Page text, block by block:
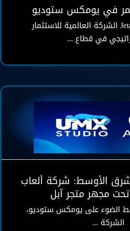
أعلنت شركة Jetapult الشركة العالمية للاستثمار
في قطاع ...
الأوسط: شركة ألعاب
مجهر متجر آبل
الأوسط: شركة ألعاب
مجهر متجر آبل
الضوء على يومكس ستوديو،
الشركة ...